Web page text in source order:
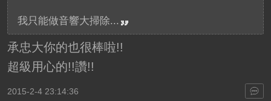
我只能做音響大掃除...
承忠大你的也很棒啦!!
超級用心的!!讚!!
2015-2-4 23:14:36